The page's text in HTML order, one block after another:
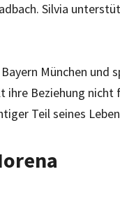
Silvia
München
Beziehung nicht
Teil seines